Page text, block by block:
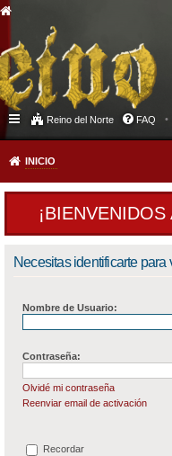
Reino del Norte FAQ
INICIO
Necesitas identificarte
Nombre de Usuario:
Contraseña:
Olvidé mi contraseña
Reenviar email de activación
Recordar